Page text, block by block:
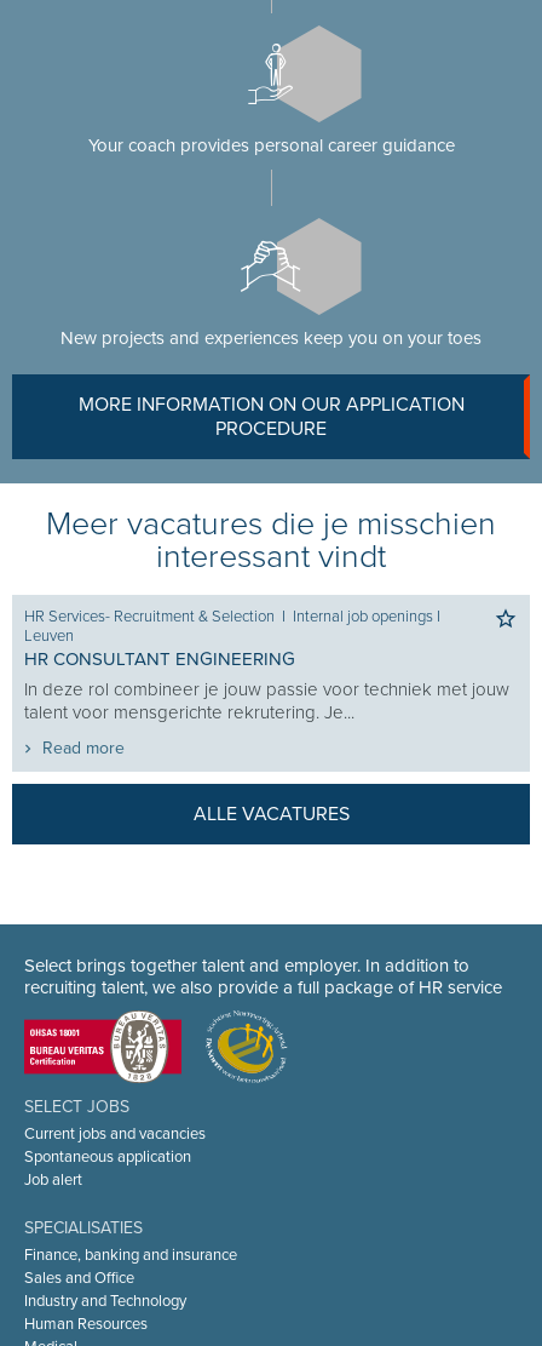
Your coach provides personal career guidance
New projects and experiences keep you on your toes
MORE INFORMATION ON OUR APPLICATION
PROCEDURE
Meer vacatures die je misschien
interessant vindt
HR Services- Recruitment & Selection I Internal job openings I
Leuven
HR CONSULTANT ENGINEERING
In deze rol combineer je jouw passie voor techniek met jouw
talent voor mensgerichte rekrutering. Je...
Read more
ALLE VACATURES
Select brings together talent and employer. In addition to
recruiting talent, we also provide a full package of HR service
SELECT JOBS
Current jobs and vacancies
Spontaneous application
Job alert
SPECIALISATIES
Finance, banking and insurance
Sales and Office
Industry and Technology
Human Resources